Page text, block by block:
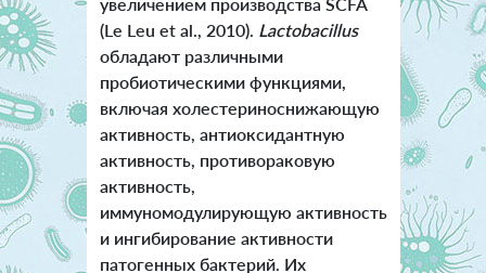
(Le Leu et al., 2010). Lactobacillus
обладают различными
пробиотическими функциями,
включая холестериноснижающую
активность, антиоксидантную
активность, противораковую
активность,
иммуномодулирующую активность
и ингибирование активности
патогенных бактерий. Их